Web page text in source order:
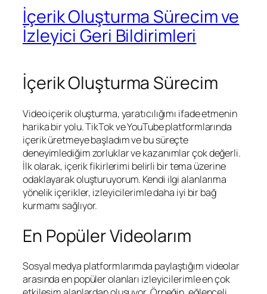
İçerik Oluşturma Sürecim ve
İzleyici Geri Bildirimleri
İçerik Oluşturma Sürecim
Video içerik oluşturma, yaratıcılığımı ifade etmenin
harika bir yolu. TikTok ve YouTube platformlarında
içerik üretmeye başladım ve bu süreçte
deneyimlediğim zorluklar ve kazanımlar çok değerli.
İlk olarak, içerik fikirlerimi belirli bir tema üzerine
odaklayarak oluşturuyorum. Kendi ilgi alanlarıma
yönelik içerikler, izleyicilerimle daha iyi bir bağ
kurmamı sağlıyor.
En Popüler Videolarım
Sosyal medya platformlarımda paylaştığım videolar
arasında en popüler olanları izleyicilerimle en çok